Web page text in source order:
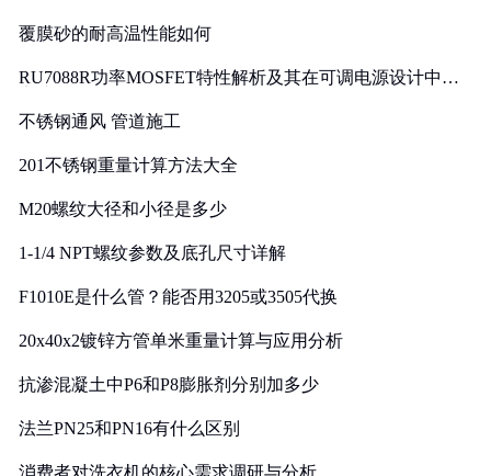
覆膜砂的耐高温性能如何
RU7088R功率MOSFET特性解析及其在可调电源设计中的
不锈钢通风 管道施工
201不锈钢重量计算方法大全
M20螺纹大径和小径是多少
1-1/4 NPT螺纹参数及底孔尺寸详解
F1010E是什么管？能否用3205或3505代换
20x40x2镀锌方管单米重量计算与应用分析
抗渗混凝土中P6和P8膨胀剂分别加多少
法兰PN25和PN16有什么区别
消费者对洗衣机的核心需求调研与分析